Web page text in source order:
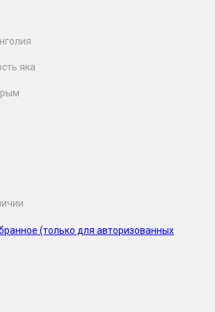
яка
(только для авторизованных